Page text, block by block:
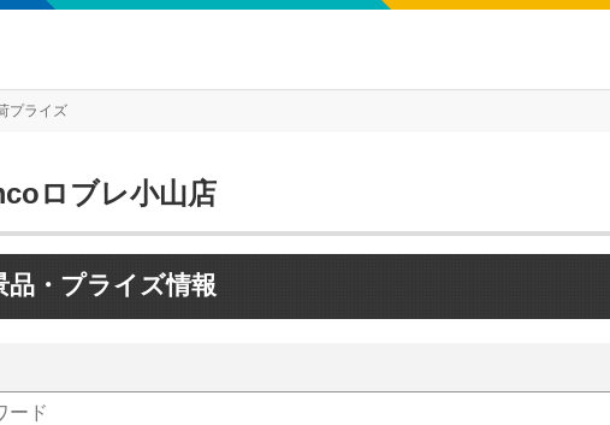
プライズ
ロブレ小山店
品・プライズ情報